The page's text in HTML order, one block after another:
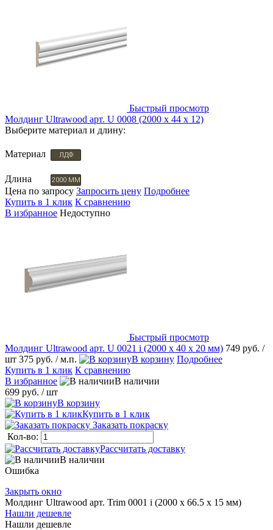
Быстрый просмотр
Молдинг Ultrawood арт. U 0008 (2000 х 44 х 12)
Выберите материал и длину:
Материал ЛДФ
Длина 2000 ММ
Цена по запросу Запросить цену Подробнее
Купить в 1 клик К сравнению
В избранное Недоступно
Быстрый просмотр
Молдинг Ultrawood арт. U 0021 i (2000 х 40 х 20 мм) 749 руб. /
шт 375 руб. / м.п. В корзину Подробнее
Купить в 1 клик К сравнению
В избранное
В наличии
699 руб. / шт
В корзину
Купить в 1 клик
Заказать покраску
Кол-во:
Рассчитать доставку
В наличии
Ошибка
Закрыть окно
Молдинг Ultrawood арт. Trim 0001 i (2000 х 66.5 х 15 мм)
Нашли дешевле
Нашли дешевле